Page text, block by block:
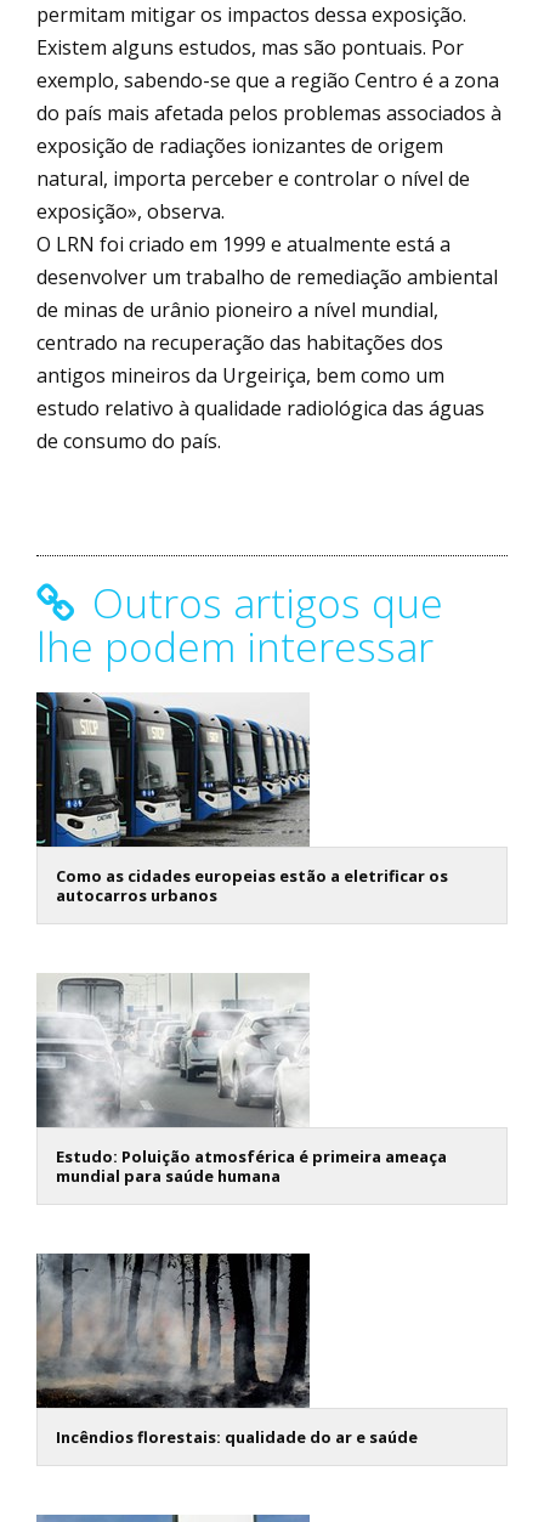
permitam mitigar os impactos dessa exposição.
Existem alguns estudos, mas são pontuais. Por
exemplo, sabendo-se que a região Centro é a zona
do país mais afetada pelos problemas associados à
exposição de radiações ionizantes de origem
natural, importa perceber e controlar o nível de
exposição», observa.
O LRN foi criado em 1999 e atualmente está a
desenvolver um trabalho de remediação ambiental
de minas de urânio pioneiro a nível mundial,
centrado na recuperação das habitações dos
antigos mineiros da Urgeiriça, bem como um
estudo relativo à qualidade radiológica das águas
de consumo do país.
Outros artigos que
lhe podem interessar
Como as cidades europeias estão a eletrificar os
autocarros urbanos
Estudo: Poluição atmosférica é primeira ameaça
mundial para saúde humana
Incêndios florestais: qualidade do ar e saúde